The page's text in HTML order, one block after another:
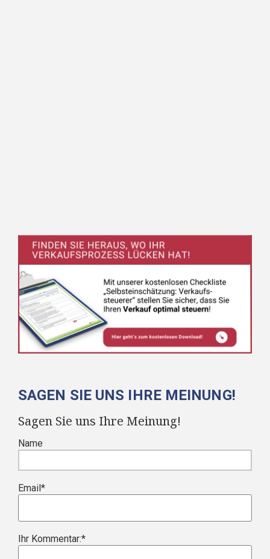
SAGEN SIE UNS IHRE MEINUNG!
Sagen Sie uns Ihre Meinung!
Name
Email*
Ihr Kommentar:*